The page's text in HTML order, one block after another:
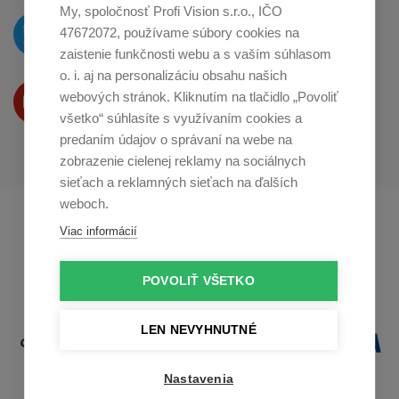
My, spoločnosť Profi Vision s.r.o., IČO
47672072, používame súbory cookies na
zaistenie funkčnosti webu a s vaším súhlasom
o. i. aj na personalizáciu obsahu našich
webových stránok. Kliknutím na tlačidlo „Povoliť
všetko“ súhlasíte s využívaním cookies a
predaním údajov o správaní na webe na
zobrazenie cielenej reklamy na sociálnych
sieťach a reklamných sieťach na ďalších
weboch.
Viac informácií
POVOLIŤ VŠETKO
LEN NEVYHNUTNÉ
Nastavenia
O novinkách píšeme
naTwitteri
Produkty Vám predstavujeme
na Youtube
Profikuchař.cz